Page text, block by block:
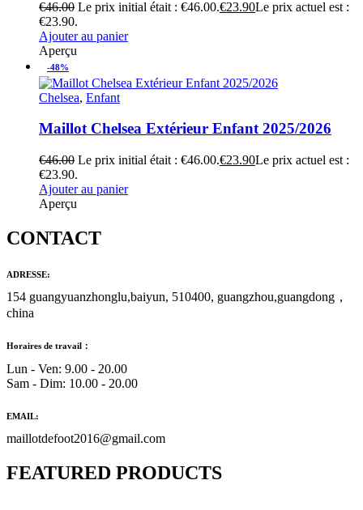
€46.00 Le prix initial était : €46.00.€23.90Le prix actuel est :
€23.90.
Ajouter au panier
Aperçu
-48%
Chelsea, Enfant
Maillot Chelsea Extérieur Enfant 2025/2026
€46.00 Le prix initial était : €46.00.€23.90Le prix actuel est :
€23.90.
Ajouter au panier
Aperçu
CONTACT
ADRESSE:
154 guangyuanzhonglu,baiyun, 510400, guangzhou,guangdong，
china
Horaires de travail：
Lun - Ven: 9.00 - 20.00
Sam - Dim: 10.00 - 20.00
EMAIL:
maillotdefoot2016@gmail.com
FEATURED PRODUCTS